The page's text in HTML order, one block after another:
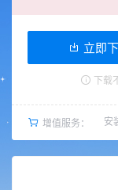
立即
下载
增值服务： 安